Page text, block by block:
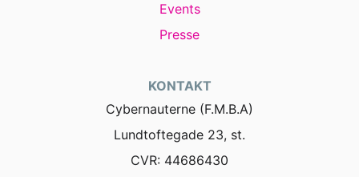
Events
Presse
KONTAKT
Cybernauterne (F.M.B.A)
Lundtoftegade 23, st.
CVR: 44686430